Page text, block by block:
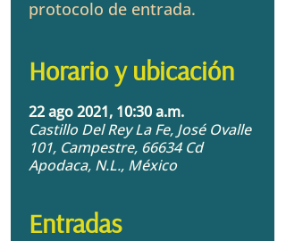
protocolo de entrada.
Horario y ubicación
22 ago 2021, 10:30 a.m.
Castillo Del Rey La Fe, José Ovalle
101, Campestre, 66634 Cd
Apodaca, N.L., México
Entradas